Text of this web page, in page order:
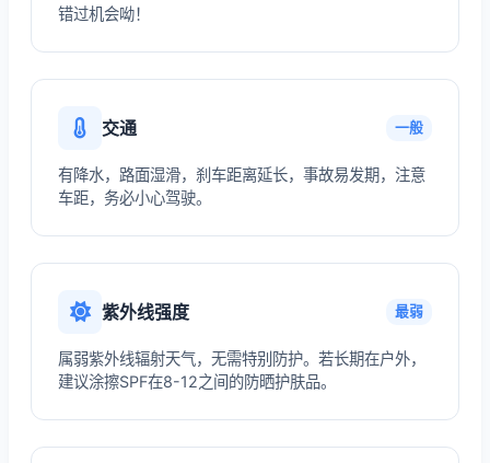
错过机会呦！
交通 一般
有降水，路面湿滑，刹车距离延长，事故易发期，注意
车距，务必小心驾驶。
紫外线强度 最弱
属弱紫外线辐射天气，无需特别防护。若长期在户外，
建议涂擦SPF在8-12之间的防晒护肤品。